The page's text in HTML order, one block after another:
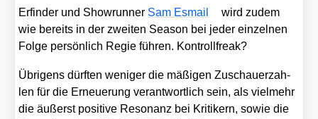
Erfin­der und Show­run­ner Sam Esmail
wird zudem
wie bereits in der zwei­ten Sea­son bei jeder ein­zel­nen
Fol­ge per­sön­lich Regie füh­ren. Kon­troll­freak?
Übri­gens dürf­ten weni­ger die mäßi­gen Zuschau­er­zah­
len für die Erneue­rung ver­ant­wort­lich sein, als viel­mehr
die äußerst posi­ti­ve Reso­nanz bei Kri­ti­kern, sowie die